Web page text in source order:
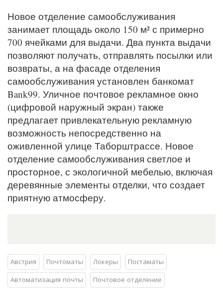
Новое отделение самообслуживания
занимает площадь около 150 м² с примерно
700 ячейками для выдачи. Два пункта выдачи
позволяют получать, отправлять посылки или
возвраты, а на фасаде отделения
самообслуживания установлен банкомат
Bank99. Уличное почтовое рекламное окно
(цифровой наружный экран) также
предлагает привлекательную рекламную
возможность непосредственно на
оживленной улице Таборштрассе. Новое
отделение самообслуживания светлое и
просторное, с экологичной мебелью, включая
деревянные элементы отделки, что создает
приятную атмосферу.
Австрия Почтоматы Локеры
Постаматы
Автоматизация почты
Почтовое отделение